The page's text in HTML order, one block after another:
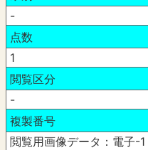
-
点数
1
閲覧区分
-
複製番号
閲覧用画像データ：電子-1